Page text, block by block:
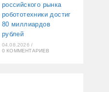
российского рынка
робототехники достиг
80 миллиардов
рублей
04.08.2026 /
0 КОММЕНТАРИЕВ